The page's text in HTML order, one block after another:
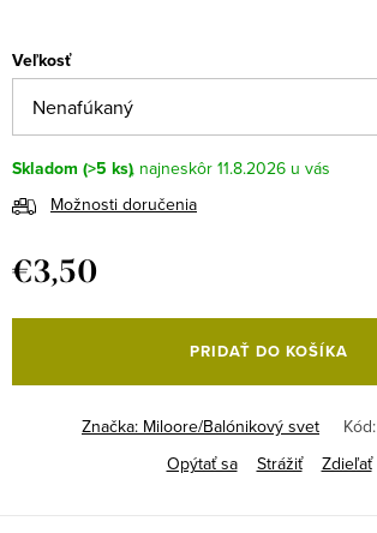
Veľkosť
Skladom (>5 ks)
11.8.2026
Možnosti doručenia
€3,50
cena:
PRIDAŤ DO KOŠÍKA
Značka: Miloore/Balónikový svet Kód:
Opýtať sa
Strážiť Zdieľať